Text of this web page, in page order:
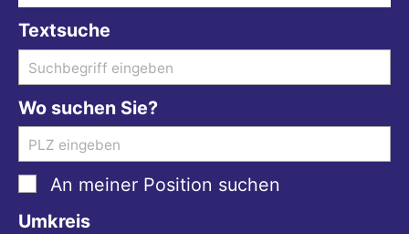
Textsuche
Wo suchen Sie?
An meiner Position suchen
Umkreis